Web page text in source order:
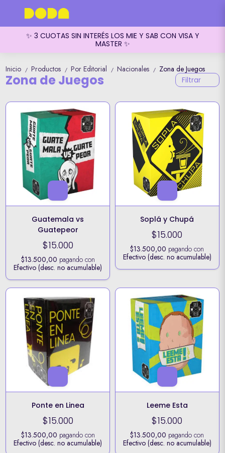
✨ 3 CUOTAS SIN INTERÉS LOS MIE Y SAB CON VISA Y
MASTER ✨
Inicio / Productos / Por Editorial / Nacionales / Zona de Juegos
Zona de Juegos Filtrar
Guatemala vs
Guatepeor
$15.000
$13.500,00 pagando con
Efectivo (desc. no acumulable)
Soplá y Chupá
$15.000
$13.500,00 pagando con
Efectivo (desc. no acumulable)
Ponte en Linea
$15.000
$13.500,00 pagando con
Efectivo (desc. no acumulable)
Leeme Esta
$15.000
$13.500,00 pagando con
Efectivo (desc. no acumulable)